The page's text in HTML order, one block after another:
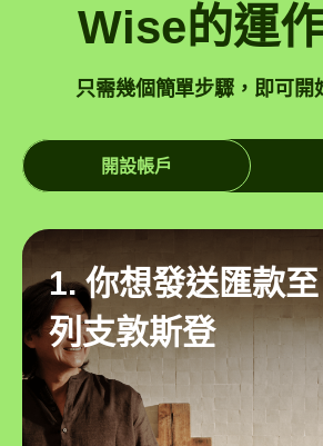
Wise的運
只需幾個簡單步驟，即可開
開設帳戶
1. 你想發送匯款至
列支敦斯登